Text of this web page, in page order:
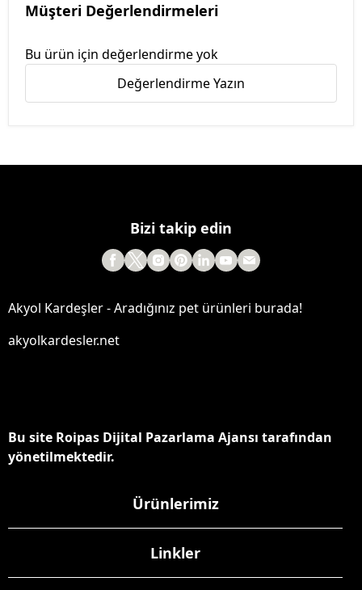
Müşteri Değerlendirmeleri
Bu ürün için değerlendirme yok
Değerlendirme Yazın
Bizi takip edin
Akyol Kardeşler - Aradığınız pet ürünleri burada!
akyolkardesler.net
Bu site Roipas Dijital Pazarlama Ajansı tarafından
yönetilmektedir.
Ürünlerimiz
Linkler